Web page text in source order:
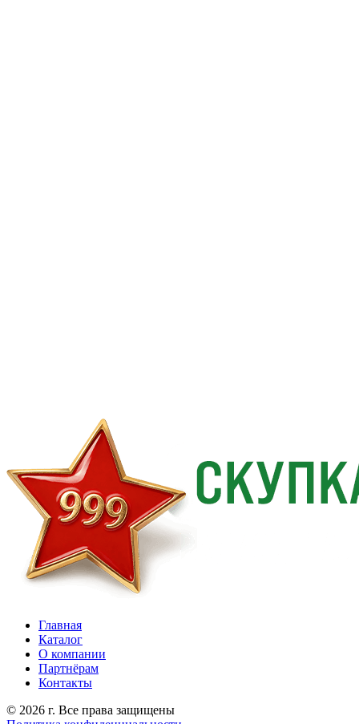
Главная
Каталог
О компании
Партнёрам
Контакты
© 2026 г. Все права защищены